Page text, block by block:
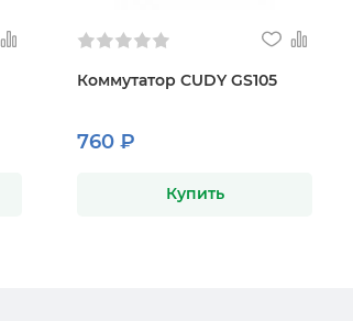
Коммутатор CUDY GS105
760 ₽
Купить